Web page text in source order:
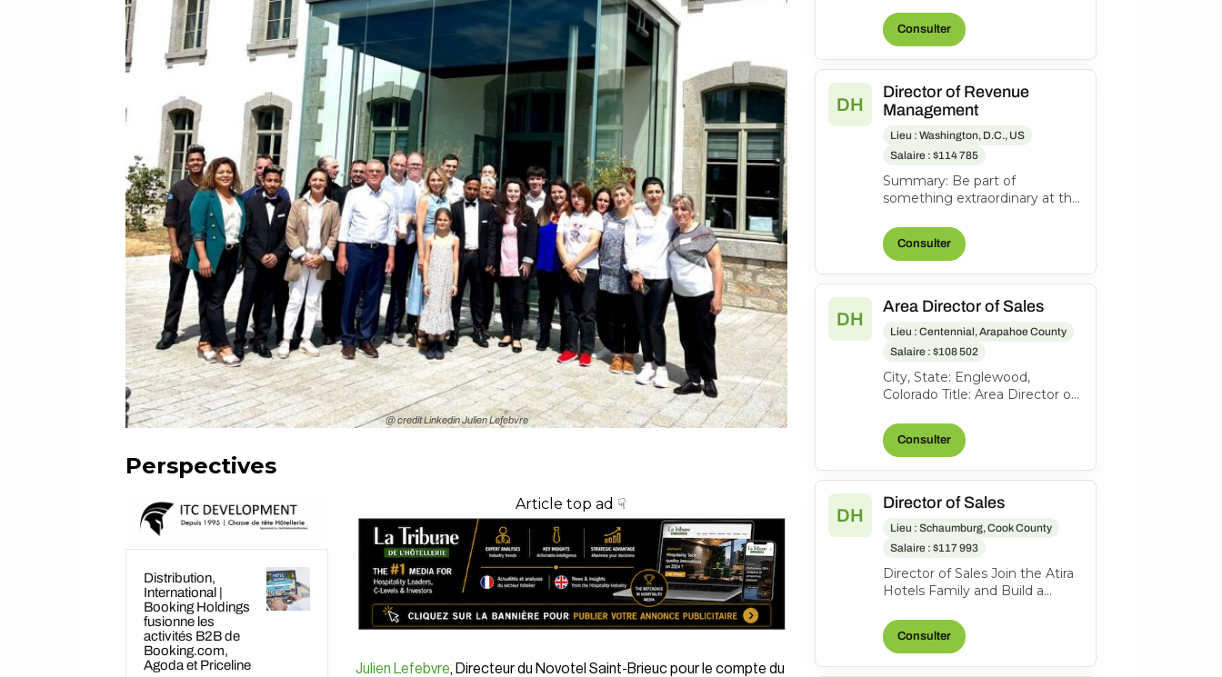
@ credit Linkedin Julien Lefebvre
Perspectives
Distribution,
International |
Booking Holdings
fusionne les
activités B2B de
Booking.com,
Agoda et Priceline
Article top ad ☟
Julien Lefebvre, Directeur du Novotel Saint-Brieuc pour le compte du
Resort is one of Fort
Lauderdal...
Consulter
DH
Director of Revenue
Management
Lieu : Washington, D.C., US
Salaire : $114 785
Summary: Be part of
something extraordinary at the
Regency Washington on
Capitol Hill-an iconi...
Consulter
DH
Area Director of Sales
Lieu : Centennial, Arapahoe County
Salaire : $108 502
City, State: Englewood,
Colorado Title: Area Director of
FLSA: Exempt Status: F ull-
time...
Consulter
DH
Director of Sales
Lieu : Schaumburg, Cook County
Salaire : $117 993
Director of Sales Join the Atira
Hotels Family and Build a
Location: Hyatt Place
Schaumbu...
Consulter